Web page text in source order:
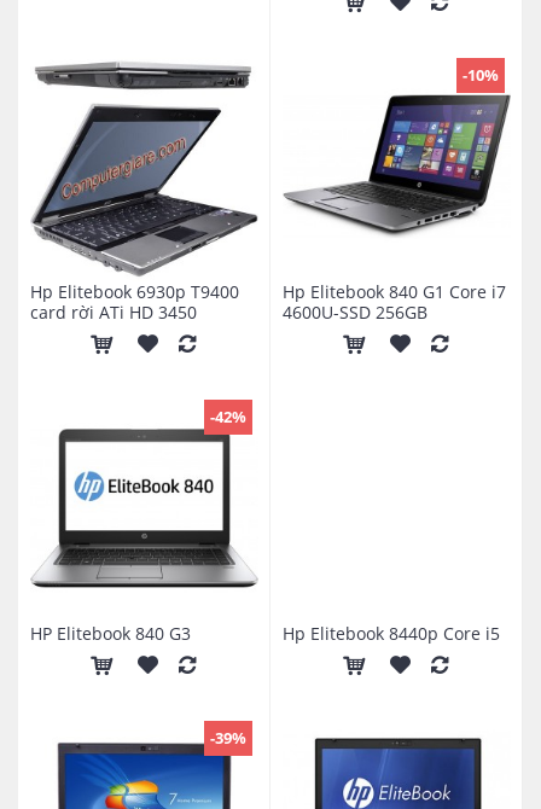
Hp Elitebook 6930p T9400
card rời ATi HD 3450
-10%
Hp Elitebook 840 G1 Core i7
4600U-SSD 256GB
-42%
HP Elitebook 840 G3 Hp Elitebook 8440p Core i5
-39%